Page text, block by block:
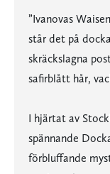
”Ivanovas
står det på
skräckslagna
safirblått hår,
I hjärtat av
spännande
förbluffande